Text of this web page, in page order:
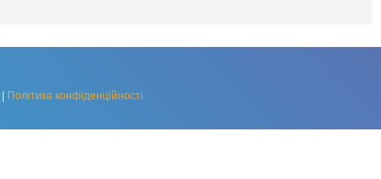
Політика конфіденційності